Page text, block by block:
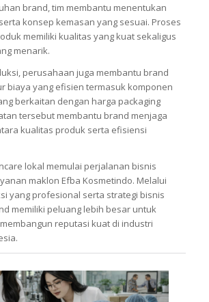
brand, tim membantu menentukan
konsep kemasan yang sesuai. Proses
memiliki kualitas yang kuat sekaligus
menarik.
perusahaan juga membantu brand
biaya yang efisien termasuk komponen
berkaitan dengan harga packaging
tersebut membantu brand menjaga
kualitas produk serta efisiensi
lokal memulai perjalanan bisnis
maklon Efba Kosmetindo. Melalui
yang profesional serta strategi bisnis
memiliki peluang lebih besar untuk
reputasi kuat di industri